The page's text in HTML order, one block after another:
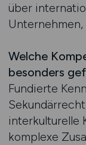
über
Welche
besonders
Fundierte
interkulturelle
komplexe